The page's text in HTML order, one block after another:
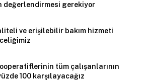
değerlendirmesi gerekiyor
ve erişilebilir bakım hizmeti
tüm çalışanlarının
100 karşılayacağız